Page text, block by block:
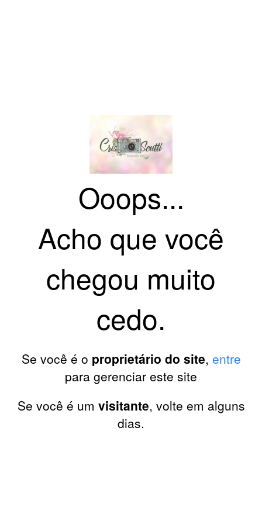
Ooops...
Acho que você
chegou muito
cedo.
Se você é o proprietário do site, entre
para gerenciar este site
Se você é um visitante, volte em alguns
dias.